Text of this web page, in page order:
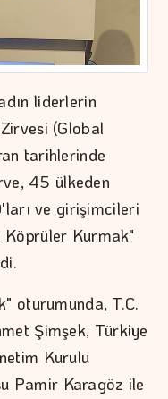
liderlerin
(Global
tarihlerinde
45 ülkeden
ve girişimcileri
Köprüler Kurmak"
oturumunda, T.C.
Şimşek, Türkiye
Kurulu
Pamir Karagöz ile